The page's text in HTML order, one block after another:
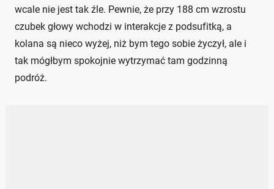
wcale nie jest tak źle. Pewnie, że przy 188 cm wzrostu
czubek głowy wchodzi w interakcje z podsufitką, a
kolana są nieco wyżej, niż bym tego sobie życzył, ale i
tak mógłbym spokojnie wytrzymać tam godzinną
podróż.